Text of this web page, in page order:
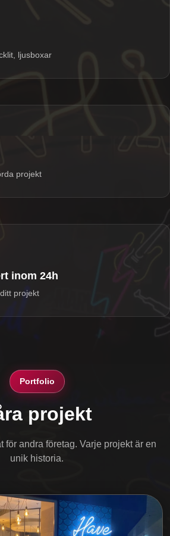
ljusboxar
projekt
inom 24h
projekt
Portfolio
projekt
för andra företag. Varje projekt är en
unik historia.